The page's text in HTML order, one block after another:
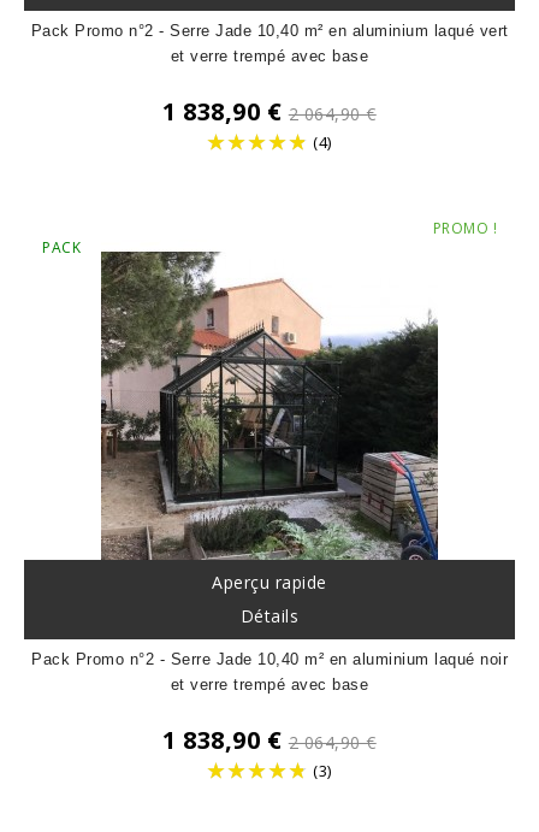
Pack Promo n°2 - Serre Jade 10,40 m² en aluminium laqué vert
et verre trempé avec base
1 838,90 €Prix
de
2 064,90 €
(4)
PROMO !
PACK
Aperçu rapide
Détails
Pack Promo n°2 - Serre Jade 10,40 m² en aluminium laqué noir
et verre trempé avec base
1 838,90 €Prix
de
2 064,90 €
(3)